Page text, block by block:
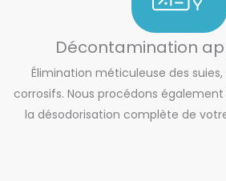
Décontamination
Élimination méticuleuse des
corrosifs. Nous procédons
la désodorisation complète de